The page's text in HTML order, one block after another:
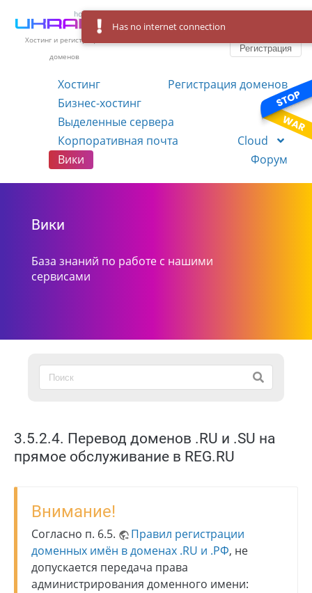
Хостинг и регистрация
доменов
Регистрация
Хостинг
Регистрация доменов
Бизнес-хостинг
VPS
Выделенные сервера
Корпоративная почта
Cloud
Вики
Форум
Вики
База знаний по работе с нашими
сервисами
3.5.2.4. Перевод доменов .RU и .SU на
прямое обслуживание в REG.RU
Внимание!
Согласно п. 6.5.
Правил регистрации
доменных имён в доменах .RU и .РФ, не
допускается передача права
администрирования доменного имени:
Has no internet connection